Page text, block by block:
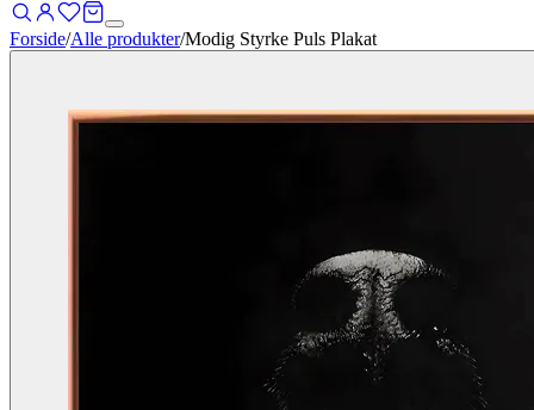
Forside/Alle produkter/Modig Styrke Puls Plakat